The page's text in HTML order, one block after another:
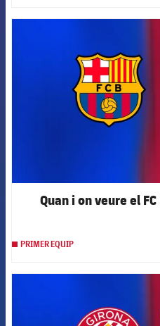
Quan i on veure el
PRIMER EQUIP